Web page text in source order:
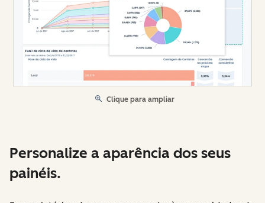
Clique para ampliar
Personalize a aparência dos seus
painéis.